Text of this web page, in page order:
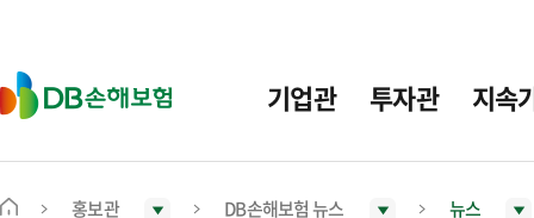
D
B
보
기업관 투자관 지속
메
홍보관 DB손해보험 뉴스 뉴스